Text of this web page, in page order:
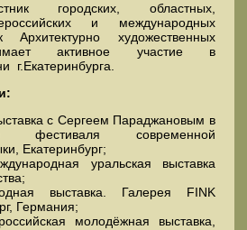
городских, областных,
и международных
Архитектурно художественных
активное участие в
г.Екатеринбурга.
с Сергеем Параджановым в
фестиваля современной
Екатеринбург;
уральская выставка
выставка. Галерея FINK
Германия;
молодёжная выставка,